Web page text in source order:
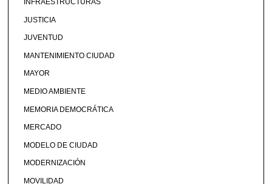
INFRAESTRUCTURAS
JUSTICIA
JUVENTUD
MANTENIMIENTO CIUDAD
MAYOR
MEDIO AMBIENTE
MEMORIA DEMOCRÁTICA
MERCADO
MODELO DE CIUDAD
MODERNIZACIÓN
MOVILIDAD